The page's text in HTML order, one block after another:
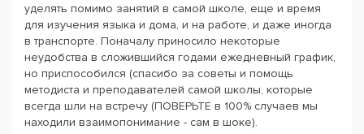
уделять помимо занятий в самой школе, еще и время
для изучения языка и дома, и на работе, и даже иногда
в транспорте. Поначалу приносило некоторые
неудобства в сложившийся годами ежедневный график,
но приспособился (спасибо за советы и помощь
методиста и преподавателей самой школы, которые
всегда шли на встречу (ПОВЕРЬТЕ в 100% случаев мы
находили взаимопонимание - сам в шоке).